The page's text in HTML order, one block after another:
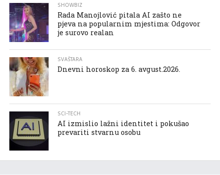
SHOWBIZ
Rada Manojlović pitala AI zašto ne
pjeva na popularnim mjestima: Odgovor
je surovo realan
SVAŠTARA
Dnevni horoskop za 6. avgust.2026.
SCI-TECH
AI izmislio lažni identitet i pokušao
prevariti stvarnu osobu